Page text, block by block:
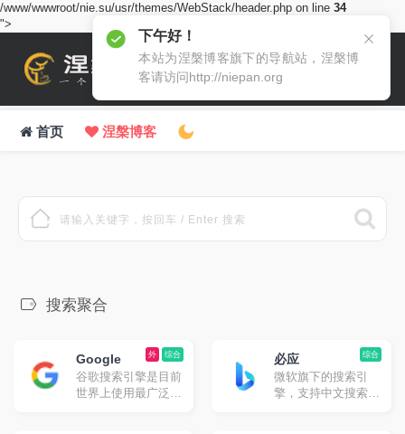
/www/wwwroot/nie.su/usr/themes/WebStack/header.php on line 34
">
首页 涅槃博客
搜索聚合
综合
外
Google
谷歌搜索引擎是目前
世界上使用最广泛的
综合
必应
微软旗下的搜索引
擎，支持中文搜索。
下午好！
本站为涅槃博客旗下的导航站，涅槃博
客请访问http://niepan.org